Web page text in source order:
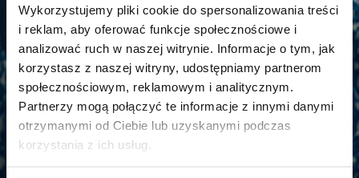
Wykorzystujemy pliki cookie do spersonalizowania treści
i reklam, aby oferować funkcje społecznościowe i
analizować ruch w naszej witrynie. Informacje o tym, jak
korzystasz z naszej witryny, udostępniamy partnerom
społecznościowym, reklamowym i analitycznym.
Partnerzy mogą połączyć te informacje z innymi danymi
otrzymanymi od Ciebie lub uzyskanymi podczas
korzystania z ich usług.